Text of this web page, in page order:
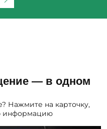
— в одном
Нажмите на карточку,
информацию